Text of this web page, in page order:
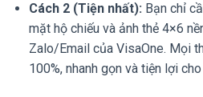
Cách 2 (Tiện nhất): Bạn chỉ
mặt hộ chiếu và ảnh thẻ 4×6
Zalo/Email của VisaOne. Mọi
100%, nhanh gọn và tiện lợi